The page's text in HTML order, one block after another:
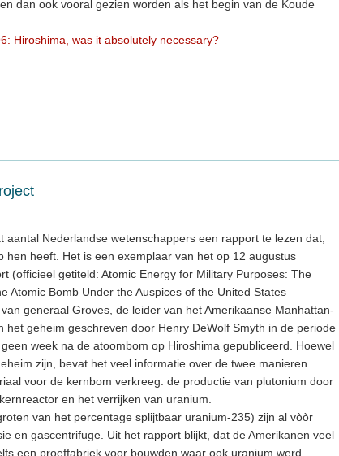
dan ook vooral gezien worden als het begin van de Koude
Hiroshima, was it absolutely necessary?
Nederlandse wetenschappers een rapport te lezen dat,
hen heeft. Het is een exemplaar van het op 12 augustus
(officieel getiteld: Atomic Energy for Military Purposes: The
Atomic Bomb Under the Auspices of the United States
generaal Groves, de leider van het Amerikaanse Manhattan-
het geheim geschreven door Henry DeWolf Smyth in de periode
week na de atoombom op Hiroshima gepubliceerd. Hoewel
zijn, bevat het veel informatie over de twee manieren
voor de kernbom verkreeg: de productie van plutonium door
en het verrijken van uranium.
van het percentage splijtbaar uranium-235) zijn al vòòr
en gascentrifuge. Uit het rapport blijkt, dat de Amerikanen veel
een proeffabriek voor bouwden waar ook uranium werd